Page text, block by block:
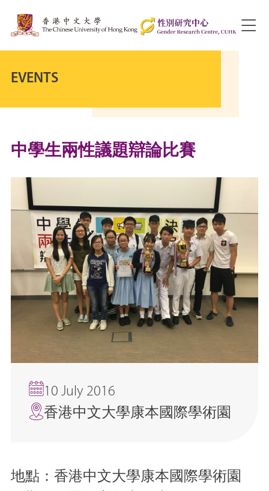
EVENTS
中學生兩性議題辯論比賽
10 July 2016
香港中文大學康本國際學術園
地點：香港中文大學康本國際學術園